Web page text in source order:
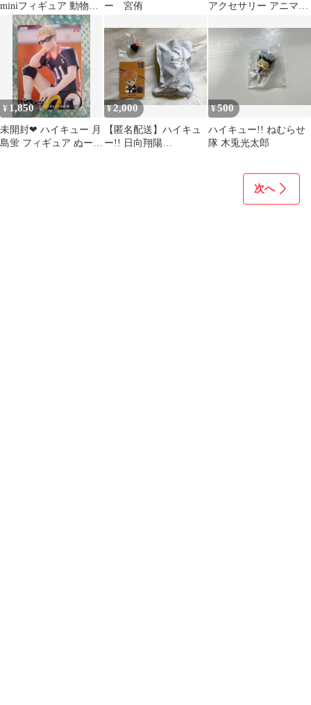
miniフィギュア 動物
Ver. 成田 清水 昼神
ー 宮侑
アクセサリー アニマル
¥ 1,850
未開封︎❤ ハイキュー 月
島蛍 フィギュア ぬーど
¥2,000
【匿名配送】ハイキュ
ー!! 日向翔陽
¥500
ハイキュー!! ねむらせ
隊 木兎光太郎
次へ